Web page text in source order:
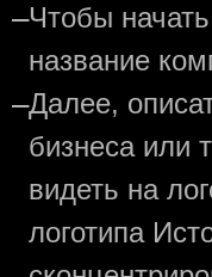
—Чтобы
название
—Далее,
бизнеса или
видеть на
логотипа